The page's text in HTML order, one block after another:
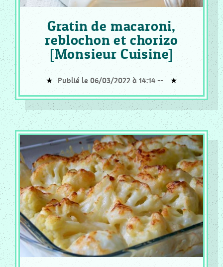
Gratin de macaroni,
reblochon et chorizo
[Monsieur Cuisine]
Publié le 06/03/2022 à 14:14 --